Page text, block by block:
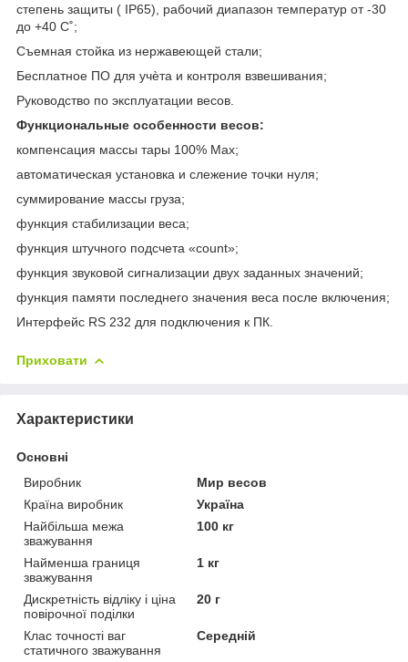
степень защиты ( IP65), рабочий диапазон температур от -30
до +40 С˚;
Съемная стойка из нержавеющей стали;
Бесплатное ПО для учѐта и контроля взвешивания;
Руководство по эксплуатации весов.
Функциональные особенности весов:
компенсация массы тары 100% Max;
автоматическая установка и слежение точки нуля;
суммирование массы груза;
функция стабилизации веса;
функция штучного подсчета «count»;
функция звуковой сигнализации двух заданных значений;
функция памяти последнего значения веса после включения;
Интерфейс RS 232 для подключения к ПК.
Приховати
Характеристики
Основні
Виробник
Мир весов
Країна виробник
Україна
Найбільша межа
зважування
100 кг
Найменша границя
зважування
1 кг
Дискретність відліку і ціна
повірочної поділки
20 г
Клас точності ваг
статичного зважування
Середній